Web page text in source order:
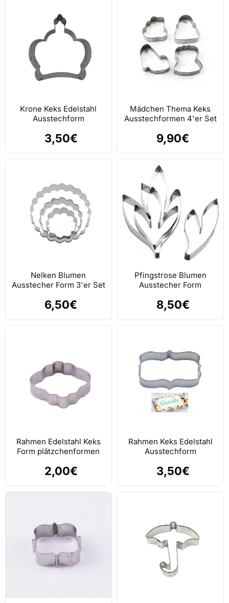
Krone Keks Edelstahl
Ausstechform
3,50€
Mädchen Thema Keks
Ausstechformen 4'er Set
9,90€
Nelken Blumen
Ausstecher Form 3'er Set
6,50€
Pfingstrose Blumen
Ausstecher Form
8,50€
Rahmen Edelstahl Keks
Form plätzchenformen
2,00€
Rahmen Keks Edelstahl
Ausstechform
3,50€